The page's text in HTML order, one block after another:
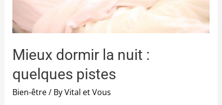
Mieux dormir la nuit :
quelques pistes
Bien-être/ ByVital et Vous